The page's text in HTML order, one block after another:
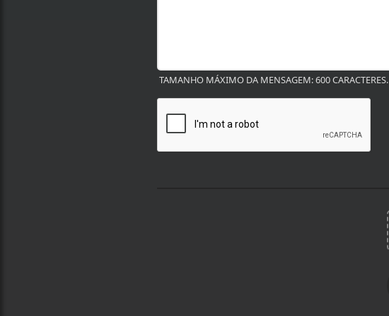
TAMANHO MÁXIMO DA MENSAGEM: 600 CARACTERES.